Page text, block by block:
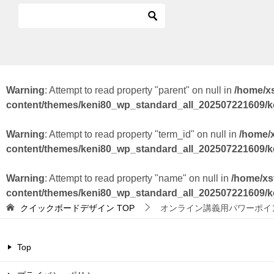
Warning: Attempt to read property "parent" on null in /home/
content/themes/keni80_wp_standard_all_202507221609/
Warning: Attempt to read property "term_id" on null in /home/
content/themes/keni80_wp_standard_all_202507221609/
Warning: Attempt to read property "name" on null in /home/
content/themes/keni80_wp_standard_all_202507221609/
クイックボードデザイン TOP オンライン講義用パワーポ
Top